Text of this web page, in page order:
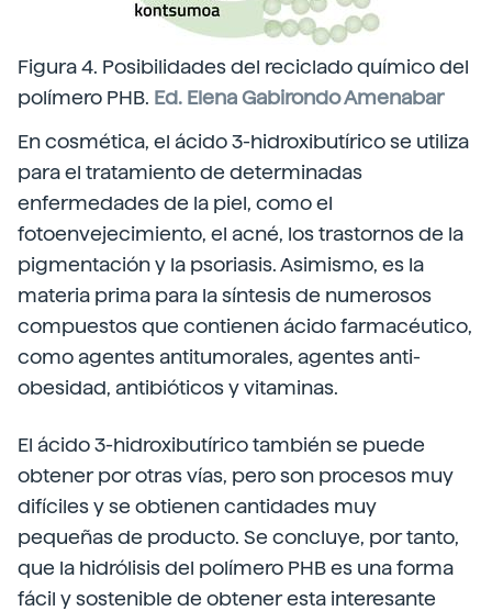
Figura 4. Posibilidades del reciclado químico del
polímero PHB. Ed. Elena Gabirondo Amenabar
En cosmética, el ácido 3-hidroxibutírico se utiliza
para el tratamiento de determinadas
enfermedades de la piel, como el
fotoenvejecimiento, el acné, los trastornos de la
pigmentación y la psoriasis. Asimismo, es la
materia prima para la síntesis de numerosos
compuestos que contienen ácido farmacéutico,
como agentes antitumorales, agentes anti-
obesidad, antibióticos y vitaminas.
El ácido 3-hidroxibutírico también se puede
obtener por otras vías, pero son procesos muy
difíciles y se obtienen cantidades muy
pequeñas de producto. Se concluye, por tanto,
que la hidrólisis del polímero PHB es una forma
fácil y sostenible de obtener esta interesante